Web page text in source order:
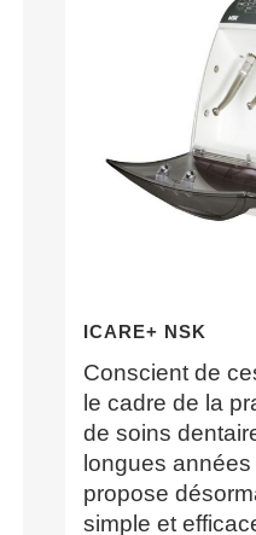
ICARE+ NSK
Conscient de
le cadre de la
de soins
longues années
propose
simple et